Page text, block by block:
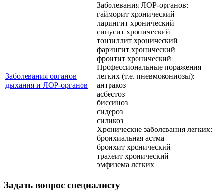
Заболевания органов
дыхания и ЛОР-органов
Заболевания ЛОР-органов:
гайморит хронический
ларингит хронический
синусит хронический
тонзиллит хронический
фарингит хронический
фронтит хронический
Профессиональные поражения
легких (т.е. пневмокониозы):
антракоз
асбестоз
биссиноз
сидероз
силикоз
Хронические заболевания легких:
бронхиальная астма
бронхит хронический
трахеит хронический
эмфизема легких
Задать вопрос специалисту